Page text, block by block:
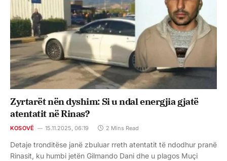
Zyrtarët nën dyshim: Si u ndal energjia gjatë
atentatit në Rinas?
KOSOVË 15.11.2025, 06:19 2 Mins Read
Detaje tronditëse janë zbuluar rreth atentatit të ndodhur pranë
Rinasit, ku humbi jetën Gilmando Dani dhe u plagos Muçi